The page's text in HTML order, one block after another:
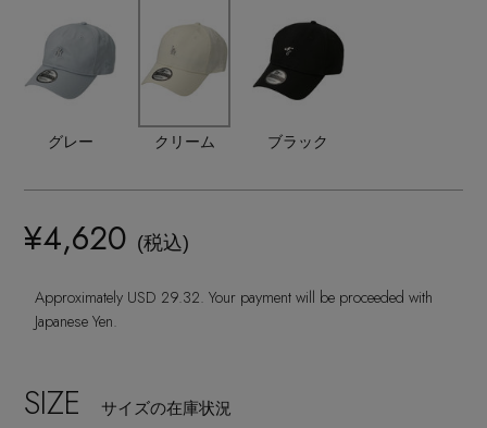
【限定】ここでしか買えないアイテム
【ペプラム】トレンドシルエット
『ELLE』最新号掲載
【ジュエリー】シルバーでクールに
ワンピース・チュニック
パンツ
ジャケット
ニット
パンプス
スニーカー
レインシューズ
ブーツ
ショルダーバッグ
トートバッグ
クラッチバッグ
ストール・マフラー・ケープ
帽子・イヤーマフ
ベルト
すべてのアクセサリー
ピアス・イヤリング
リング
コサージュ・ブローチ
ランジェリー
すべてのランジェリー
ランジェリー
インナー
ウェア
シューズ
CONTENTS
グレー クリーム ブラック
¥4,620 (税込)
Approximately USD 29.32. Your payment will be proceeded with
Japanese Yen.
SIZE サイズの在庫状況